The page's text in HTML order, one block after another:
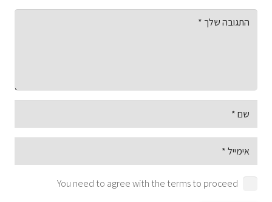
You need to agree with the terms to proceed